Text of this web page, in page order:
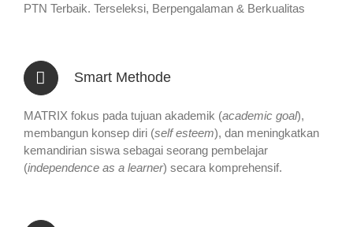
PTN Terbaik. Terseleksi, Berpengalaman & Berkualitas
Smart Methode
MATRIX fokus pada tujuan akademik (academic goal),
membangun konsep diri (self esteem), dan meningkatkan
kemandirian siswa sebagai seorang pembelajar
(independence as a learner) secara komprehensif.